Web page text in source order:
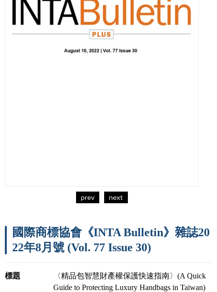
prev next
國際商標協會《INTA Bulletin》雜誌20
22年8月號 (Vol. 77 Issue 30)
標題
〈精品包智慧財產權保護快速指南〉(A Quick
Guide to Protecting Luxury Handbags in Taiwan)